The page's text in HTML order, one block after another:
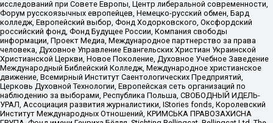
исследований при Совете Европы, Центр либеральной современности,
Форум русскоязычных европейцев, Немецко-русский обмен, Бард
колледж, Европейский выбор, Фонд Ходорковского, Оксфордский
российский фонд, Фонд Будущее России, Компания свободы
информации, Проект Медиа, Международное партнерство за права
человека, Духовное Управление Евангельских Христиан Украинской
Христианской Церкви, Новое Поколение, Духовное Учебное Заведение
Международный Библейский Колледж, Международное христианское
движение, Всемирный Институт Саентологических Предприятий,
Церковь Духовной Технологии, Европейская сеть организаций по
наблюдению за выборами, Республика Польша, СВОБОДНЫЙ ИДЕЛЬ-
УРАЛ, Ассоциация развития журналистики, IStories fonds, Королевский
Институт Международных Отношений, КРИМСЬКА ПРАВОЗАХИСНА